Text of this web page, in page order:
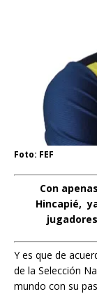
Foto: FEF
Con
Hincapié,
Y es que de
de la Selección
mundo con su